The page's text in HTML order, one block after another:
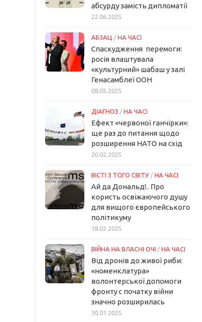
абсурду замість дипломатії
22.06.2025
АБЗАЦ / НА ЧАСІ
Спаскудження перемоги:
росія влаштувала
«культурний» шабаш у залі
Генасамблеї ООН
08.05.2025
ДІАГНОЗ / НА ЧАСІ
Ефект «червоної ганчірки»:
ще раз до питання щодо
розширення НАТО на схід
20.02.2025
ВІСТІ З ТОГО СВІТУ / НА ЧАСІ
Ай да Дональд!.. Про
користь освіжаючого душу
для вищого європейського
політикуму
18.02.2025
ВІЙНА НА ВЛАСНІ ОЧІ / НА ЧАСІ
Від дронів до живої риби:
«номенклатура»
волонтерської допомоги
фронту с початку війни
значно розширилась
30.01.2025